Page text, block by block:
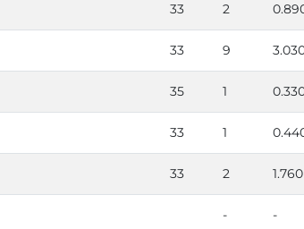
33 2
33 9
35 1
33 1
33 2 1.760
- -